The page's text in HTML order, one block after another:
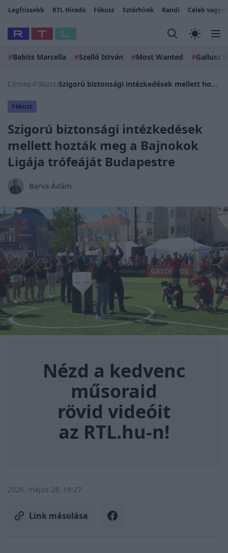
Legfrissebb RTL Híradó Fókusz Sztárhírek Randi Celeb
#Babits Marcella #Szellő István #Most Wanted #Gallusz
Címlap›Fókusz› Szigorú biztonsági intézkedések mellett hozták meg a Bajnokok Ligája trófeáját Budapestre
Fókusz
Szigorú biztonsági intézkedések
mellett hozták meg a Bajnokok
Ligája trófeáját Budapestre
Barva Ádám
Nézd a kedvenc
műsoraid
rövid videóit
az RTL.hu-n!
2026. május 28. 19:27
Link másolása